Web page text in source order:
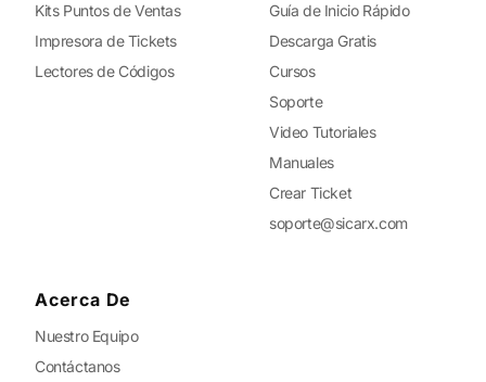
Kits Puntos de Ventas
Impresora de Tickets
Lectores de Códigos
Guía de Inicio Rápido
Descarga Gratis
Cursos
Soporte
Video Tutoriales
Manuales
Crear Ticket
soporte@sicarx.com
Acerca De
Nuestro Equipo
Contáctanos